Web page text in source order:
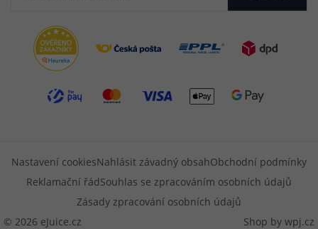
© 2026 eJuice.cz
Nastavení cookiesNahlásit závadný obsahObchodní podmínky
Reklamační řádSouhlas se zpracováním osobních údajů
Zásady zpracování osobních údajů
Shop by wpj.cz